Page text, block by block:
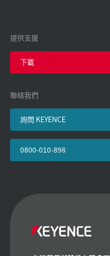
提供支援
下載
聯絡我們
詢問 KEYENCE
0800-010-898